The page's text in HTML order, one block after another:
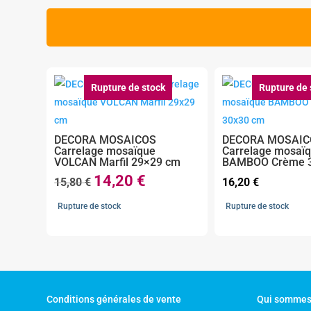
Rupture de stock
DECORA MOSAICOS
Carrelage mosaïque
VOLCAN Marfil 29×29 cm
15,80€ Le
prix
14,20 €
Rupture de stock
Rupture de
DECORA
Carrelage
BAMBOO Crème
16,20€
Rupture de stock
Conditions générales de vente Qui